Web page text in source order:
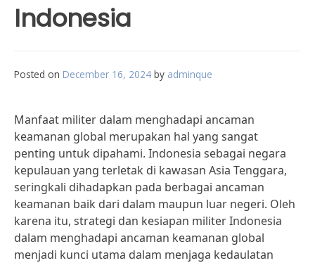
Indonesia
Posted on December 16, 2024 by adminque
Manfaat militer dalam menghadapi ancaman
keamanan global merupakan hal yang sangat
penting untuk dipahami. Indonesia sebagai negara
kepulauan yang terletak di kawasan Asia Tenggara,
seringkali dihadapkan pada berbagai ancaman
keamanan baik dari dalam maupun luar negeri. Oleh
karena itu, strategi dan kesiapan militer Indonesia
dalam menghadapi ancaman keamanan global
menjadi kunci utama dalam menjaga kedaulatan